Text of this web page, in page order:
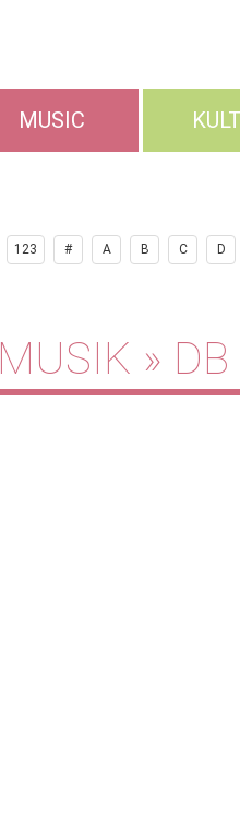
MUSIC
123 # A B C D
MUSIK »